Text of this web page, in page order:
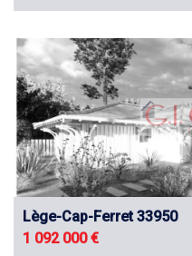
Lège-Cap-Ferret 33950
1 092 000 €